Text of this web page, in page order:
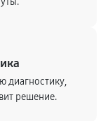
диагностику,
решение.